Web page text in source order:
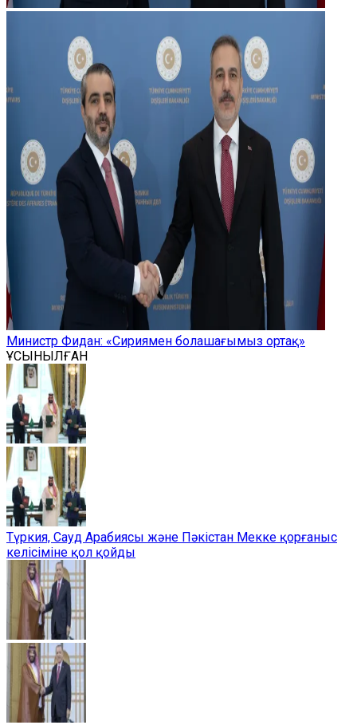
Министр Фидан: «Сириямен болашағымыз ортақ»
ҰСЫНЫЛҒАН
Түркия, Сауд Арабиясы және Пәкістан Мекке қорғаныс
келісіміне қол қойды